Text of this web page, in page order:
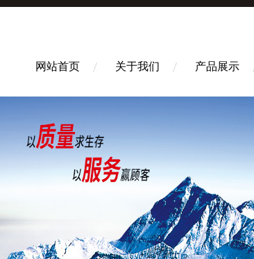
网站首页 关于我们 产品展示